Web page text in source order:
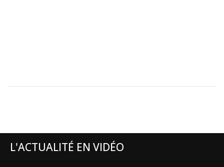
L'ACTUALITÉ EN VIDÉO